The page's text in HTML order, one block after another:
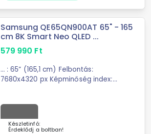
Samsung QE65QN900AT 65" - 165
cm 8K Smart Neo QLED ...
579 990 Ft
... : 65” (165,1 cm) Felbontás:
7680x4320 px Képminőség index:
betekintési szög HLG ...
Készletinfó:
Érdeklődj a boltban!